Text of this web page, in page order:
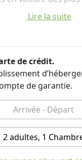
mn), Trevi (15
(10 minutes),
d'oliviers
où de longues
sauvages qui
amateurs de
des informations
cascades Altolina;
de la région,
la belle
Lire la suite
de crédit.
de garantie.
2 adultes, 1